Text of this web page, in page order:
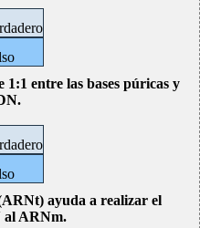
1:1 entre las bases púricas y
ayuda a realizar el
al ARNm.